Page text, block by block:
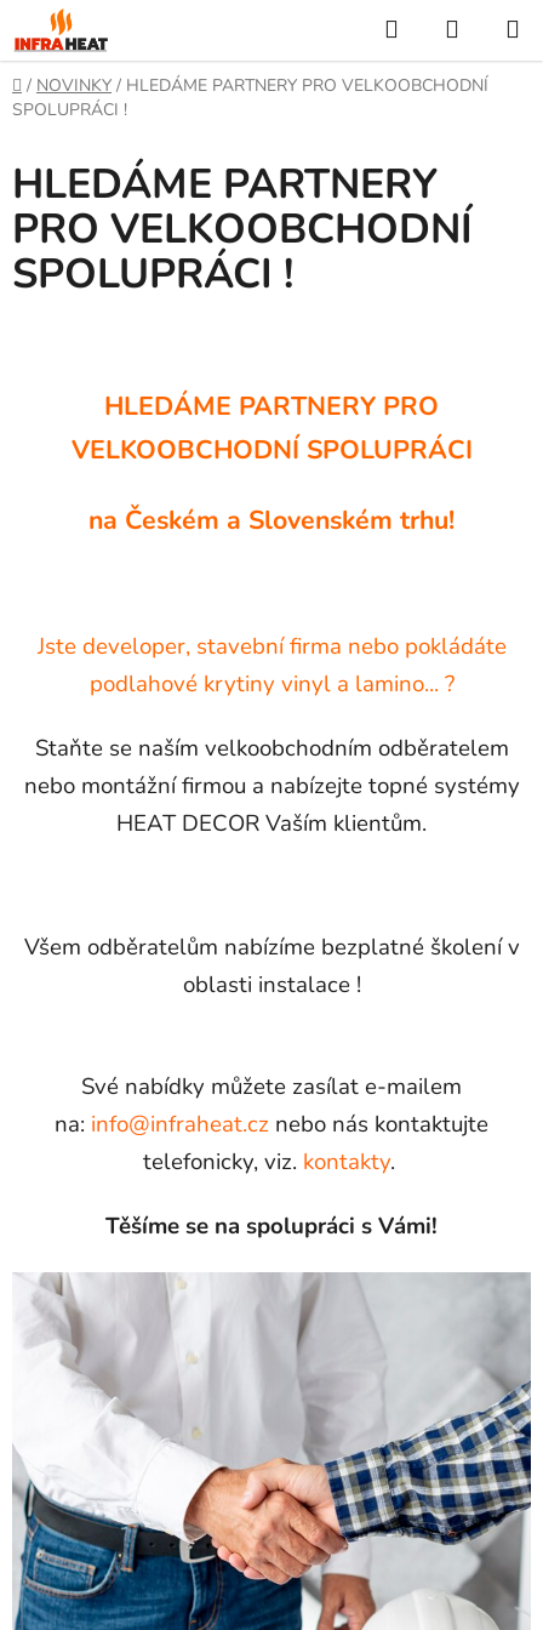
na
obsah
Hledat
KOŠÍK
Domů
/ NOVINKY / HLEDÁME PARTNERY PRO VELKOOBCHODNÍ
SPOLUPRÁCI !
HLEDÁME PARTNERY
PRO VELKOOBCHODNÍ
SPOLUPRÁCI !
HLEDÁME PARTNERY PRO
VELKOOBCHODNÍ SPOLUPRÁCI
na Českém a Slovenském trhu!
Jste developer, stavební firma nebo pokládáte
podlahové krytiny vinyl a lamino... ?
Staňte se naším velkoobchodním odběratelem
nebo montážní firmou a nabízejte topné systémy
HEAT DECOR Vaším klientům.
Všem odběratelům nabízíme bezplatné školení v
oblasti instalace !
Své nabídky můžete zasílat e-mailem
na: info@infraheat.cz nebo nás kontaktujte
telefonicky, viz. kontakty.
Těšíme se na spolupráci s Vámi!